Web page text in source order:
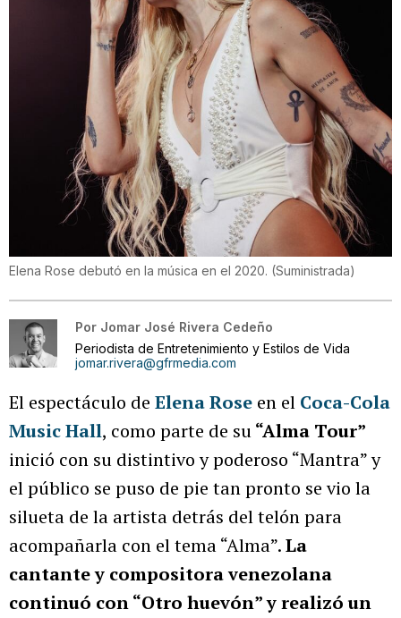
Elena Rose debutó en la música en el 2020. (Suministrada)
Por Jomar José Rivera Cedeño
Periodista de Entretenimiento y Estilos de Vida
jomar.rivera@gfrmedia.com
El espectáculo de Elena Rose en el Coca-Cola
Music Hall, como parte de su“Alma Tour”
inició con su distintivo y poderoso “Mantra” y
el público se puso de pie tan pronto se vio la
silueta de la artista detrás del telón para
acompañarla con el tema “Alma”.La
cantante y compositora venezolana
continuó con “Otro huevón” y realizó un